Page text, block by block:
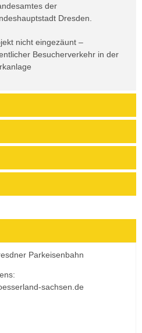
der
Dresden.
nicht eingezäunt –
Besucherverkehr in der
Parkeisenbahn
sachsen.de